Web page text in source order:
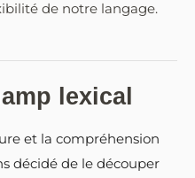
de notre langage.
lexical
et la compréhension
décidé de le découper